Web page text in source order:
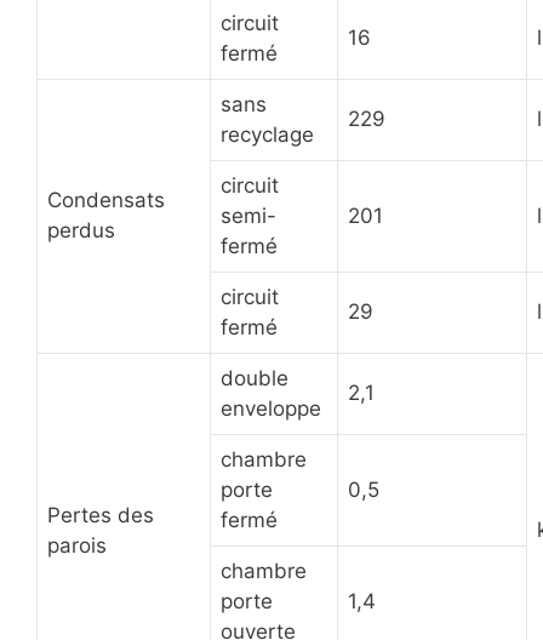
circuit
fermé
16
Condensats
perdus
sans
recyclage
229
circuit
semi-
fermé
201
circuit
fermé
29
Pertes des
parois
double
enveloppe
2,1
chambre
porte
fermé
0,5
chambre
porte
ouverte
1,4